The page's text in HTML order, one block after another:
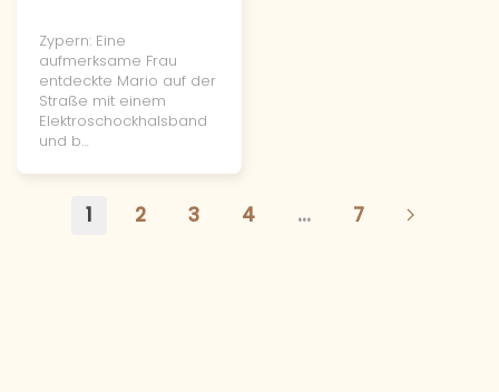
Zypern: Eine
aufmerksame Frau
entdeckte Mario auf der
Straße mit einem
Elektroschockhalsband
und b…
1 2 3 4 … 7